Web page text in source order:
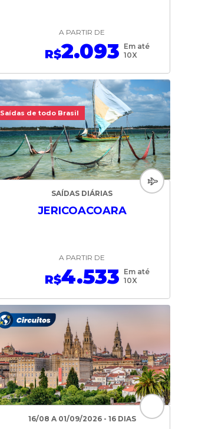
A PARTIR DE
R$2.093 Em até
10X
Saídas de todo Brasil
SAÍDAS DIÁRIAS
JERICOACOARA
A PARTIR DE
R$4.533 Em até
10X
16/08 A 01/09/2026 - 16 DIAS